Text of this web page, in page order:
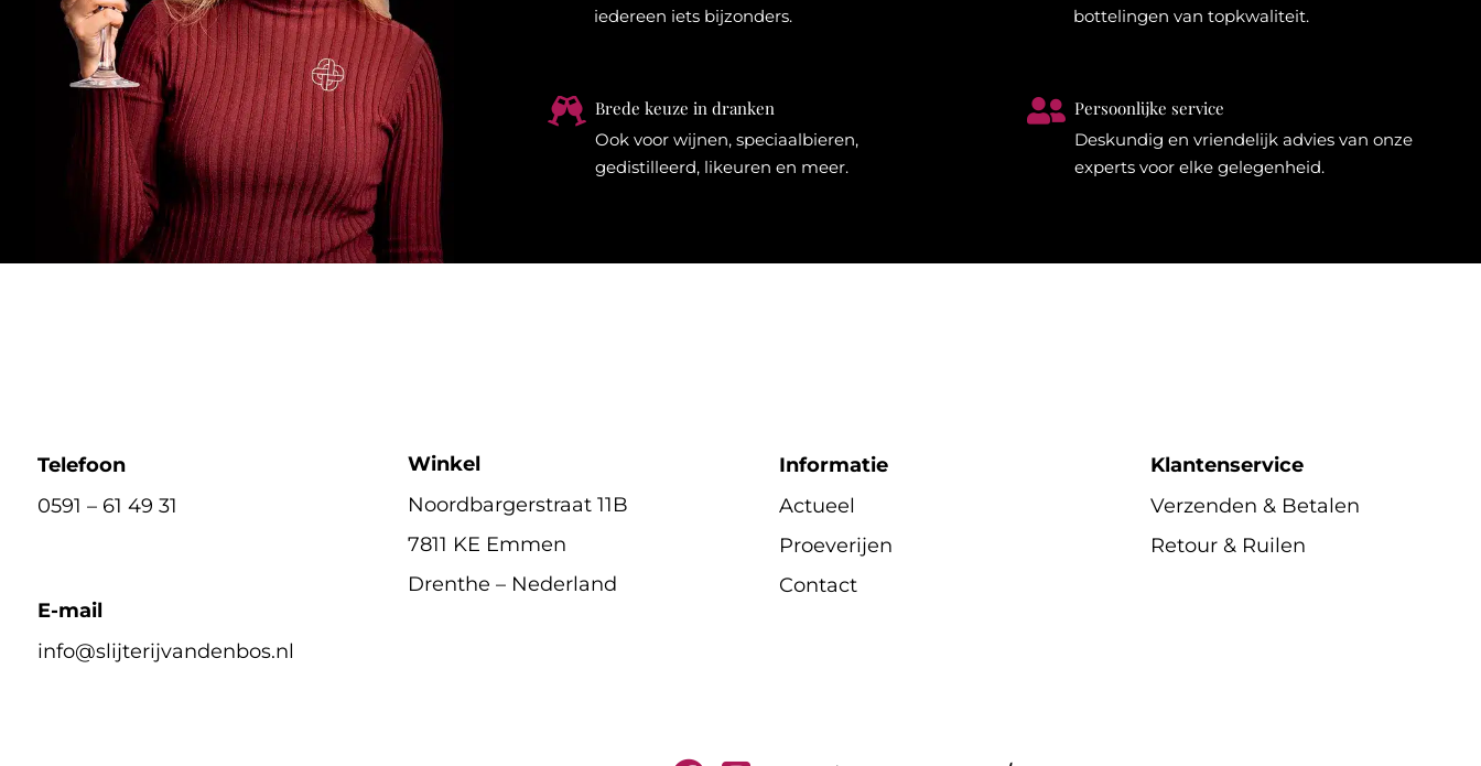
iedereen iets bijzonders.
bottelingen van topkwaliteit.
 Brede keuze in dranken
Ook voor wijnen, speciaalbieren,
gedistilleerd, likeuren en meer.
 Persoonlijke service
Deskundig en vriendelijk advies van onze
experts voor elke gelegenheid.
Telefoon
0591 – 61 49 31
E-mail
info@slijterijvandenbos.nl
Winkel
Noordbargerstraat 11B
7811 KE Emmen
Drenthe – Nederland
Informatie
Actueel
Proeverijen
Contact
Klantenservice
Verzenden & Betalen
Retour & Ruilen